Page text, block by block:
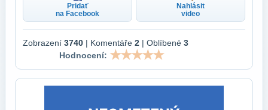
Pridať
na Facebook
Nahlásit
video
Zobrazení 3740 | Komentáře 2 | Oblíbené 3
Hodnocení: